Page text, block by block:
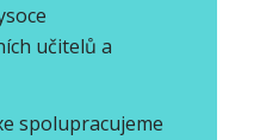
učitelů a
spolupracujeme